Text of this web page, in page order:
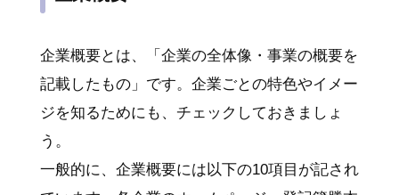
企業概要とは、「企業の全体像・事業の概要を
記載したもの」です。企業ごとの特色やイメー
ジを知るためにも、チェックしておきましょ
う。
一般的に、企業概要には以下の10項目が記され